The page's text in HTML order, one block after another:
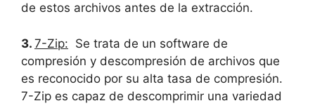
de ⁢estos‌ archivos ⁣antes de la extracción.
3. 7-Zip: ‍ Se trata⁢ de un software de
compresión y descompresión de archivos que
es ⁢reconocido por su alta⁣ tasa de compresión.
7-Zip es capaz​ de ‍descomprimir⁣ una ⁣variedad⁣